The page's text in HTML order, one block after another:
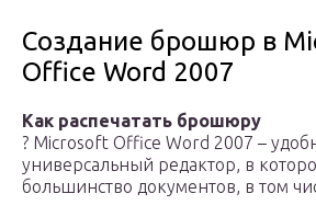
Создание брошюр в
Office Word 2007
Как распечатать брошюру
? Microsoft Office Word 2007 –
универсальный редактор, в
большинство документов, в том